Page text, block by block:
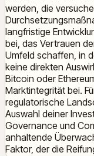
werden, die
langfristige
bei, das Vertrauen
Umfeld schaffen, in
keine direkten
Bitcoin oder
Marktintegrität bei.
regulatorische
Auswahl deiner
Governance und
anhaltende
Faktor, der die